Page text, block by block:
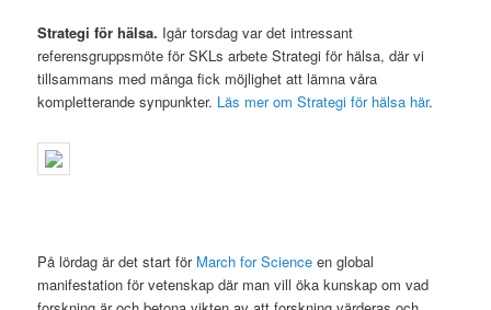
Strategi för hälsa. Igår torsdag var det intressant
referensgruppsmöte för SKLs arbete Strategi för hälsa, där vi
tillsammans med många fick möjlighet att lämna våra
kompletterande synpunkter. Läs mer om Strategi för hälsa här.
På lördag är det start för March for Scienceen global
manifestation för vetenskap där man vill öka kunskap om vad